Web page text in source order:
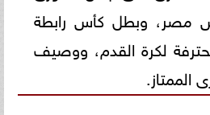
مصر، وبطل كأس رابطة
لكرة القدم، ووصيف
الممتاز.